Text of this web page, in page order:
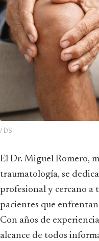
/ DS
El Dr. Miguel Romero, médico especialista en
traumatología, se
profesional y cercano a
pacientes que
Con años de
alcance de todos